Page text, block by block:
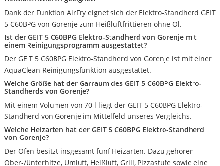
Dank der Funktion AirFry eignet sich der Elektro-Standherd GEIT
5 C60BPG von Gorenje zum Heißluftfrittieren ohne Öl.
Ist der GEIT 5 C60BPG Elektro-Standherd von Gorenje mit
einem Reinigungsprogramm ausgestattet?
Der GEIT 5 C60BPG Elektro-Standherd von Gorenje ist mit einer
AquaClean Reinigungsfunktion ausgestattet.
Welche Größe hat der Garraum des GEIT 5 C60BPG Elektro-
Standherds von Gorenje?
Mit einem Volumen von 70 l liegt der GEIT 5 C60BPG Elektro-
Standherd von Gorenje im Mittelfeld unseres Vergleichs.
Welche Heizarten hat der GEIT 5 C60BPG Elektro-Standherd
von Gorenje?
Der Ofen besitzt insgesamt fünf Heizarten. Dazu gehören
Ober-/Unterhitze, Umluft, Heißluft, Grill, Pizzastufe sowie eine